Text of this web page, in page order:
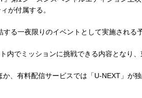
が付属する。
一夜限りのイベントとして実施される
でミッションに挑戦できる内容となり、
、有料配信サービスでは「U-NEXT」が